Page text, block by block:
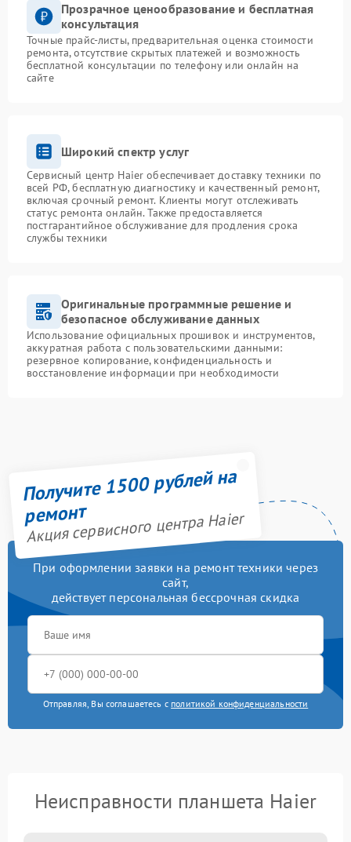
Прозрачное ценообразование и бесплатная
консультация
Точные прайс-листы, предварительная оценка стоимости
ремонта, отсутствие скрытых платежей и возможность
бесплатной консультации по телефону или онлайн на
сайте
Широкий спектр услуг
Сервисный центр Haier обеспечивает доставку техники по
всей РФ, бесплатную диагностику и качественный ремонт,
включая срочный ремонт. Клиенты могут отслеживать
статус ремонта онлайн. Также предоставляется
постгарантийное обслуживание для продления срока
службы техники
Оригинальные программные решение и
безопасное обслуживание данных
Использование официальных прошивок и инструментов,
аккуратная работа с пользовательскими данными:
резервное копирование, конфиденциальность и
восстановление информации при необходимости
Получите 1500 рублей на
ремонт
Акция сервисного центра Haier
При оформлении заявки на ремонт техники через
сайт,
действует персональная бессрочная скидка
Отправляя, Вы соглашаетесь с политикой конфиденциальности
Неисправности планшета Haier